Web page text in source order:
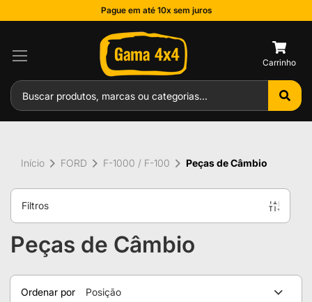
Pague em até 10x sem juros
Peças de Câmbio
Ordenar por Posição
Início FORD F-1000 / F-100 Peças de Câmbio
Filtros